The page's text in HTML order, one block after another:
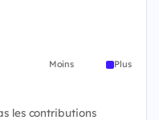
Moins Plus
les contributions